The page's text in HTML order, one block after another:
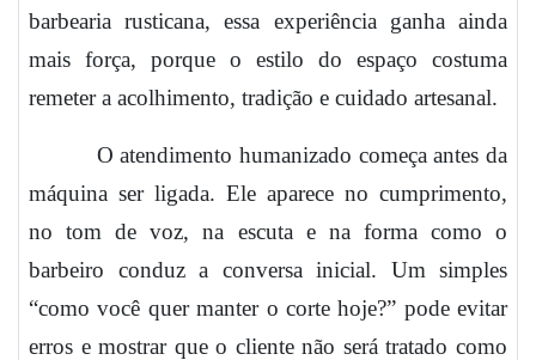
barbearia rusticana, essa experiência ganha ainda
mais força, porque o estilo do espaço costuma
remeter a acolhimento, tradição e cuidado artesanal.
O atendimento humanizado começa antes da
máquina ser ligada. Ele aparece no cumprimento,
no tom de voz, na escuta e na forma como o
barbeiro conduz a conversa inicial. Um simples
“como você quer manter o corte hoje?” pode evitar
erros e mostrar que o cliente não será tratado como